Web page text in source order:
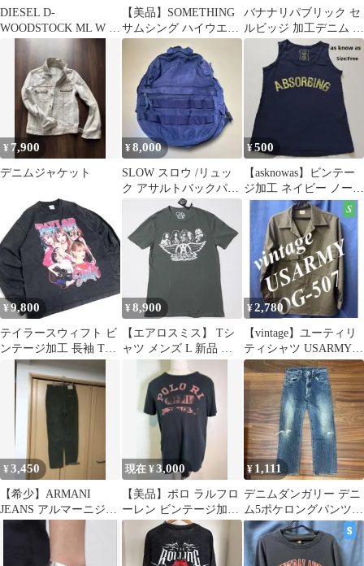
DIESEL D-
WOODSTOCK ML W デ
ニム ミュール 39
【美品】SOMETHING
サムシング ハイウエス
ト デニムパンツ W58
バナナリパブリック セ
ルビッジ 加工デニム 濃
紺 31 赤耳 ストレート
¥ 7,900
デニムジャケット
¥8,000
SLOW スロウ /リュッ
ク アサルトバックパッ
¥500
【asknowas】ビンテー
ジ加工 ネイビー ノース
リーブ Size:Free
¥ 9,800
テイラースウィフト ビ
ンテージ加工 長袖 Tシ
ャツ ロンT L ヴィンテ
ージ風
¥8,900
【エアロスミス】 Tシ
ャツ メンズ L 新品 チ
AEROSMITH バンドT
ニーマンマーカス取扱
ビンテージ加工 メンバ
ーフォト ウイングロゴ
正規品 半袖 アメリカ購
入
¥2,780
【vintage】ユーティリ
ティシャツ USARMY
OG-507 ミリタリー
¥3,450
【希少】ARMANI
JEANS アルマーニジー
ンズ オリーブ色 パンツ
現在 ¥3,000
【美品】ポロ ラルフロ
ーレン ビンテージ加工
グラフィック Tシャツ
¥1,111
デニムダンガリー デニ
ム5ポケロングパンツ
130